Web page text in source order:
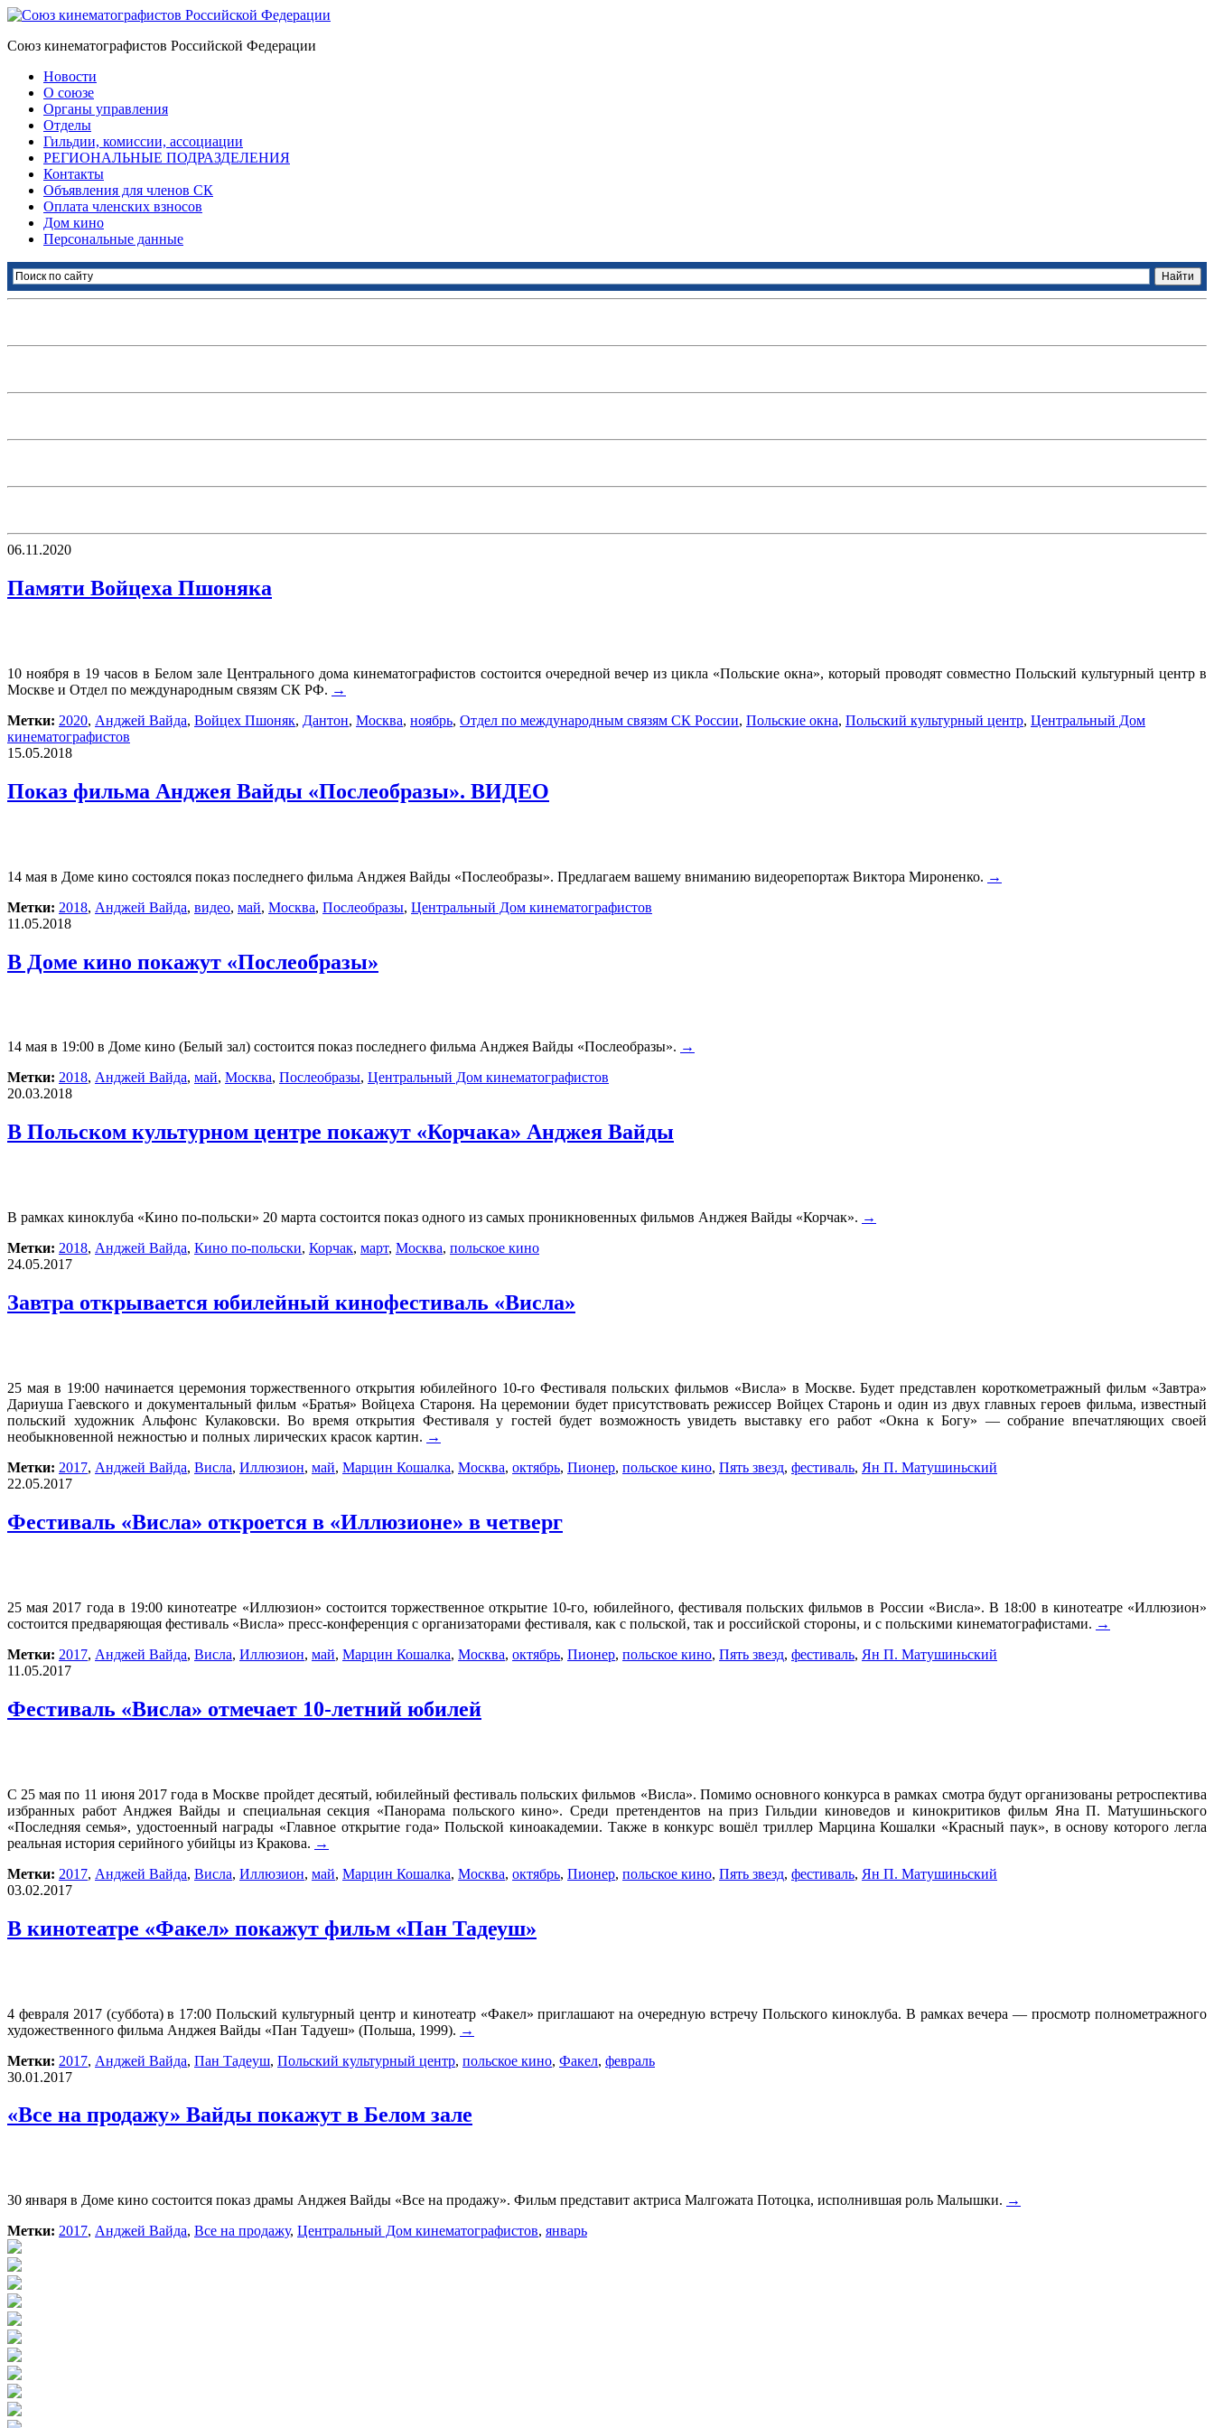
Союз кинематографистов Российской Федерации
Новости
О союзе
Органы управления
Отделы
Гильдии, комиссии, ассоциации
РЕГИОНАЛЬНЫЕ ПОДРАЗДЕЛЕНИЯ
Контакты
Объявления для членов СК
Оплата членских взносов
Дом кино
Персональные данные
06.11.2020
Памяти Войцеха Пшоняка
10 ноября в 19 часов в Белом зале Центрального дома кинематографистов состоится очередной вечер из цикла «Польские окна», который проводят совместно Польский культурный центр в
Москве и Отдел по международным связям СК РФ. →
Метки: 2020, Анджей Вайда, Войцех Пшоняк, Дантон, Москва, ноябрь, Отдел по международным связям СК России, Польские окна, Польский культурный центр, Центральный Дом
кинематографистов
15.05.2018
Показ фильма Анджея Вайды «Послеобразы». ВИДЕО
14 мая в Доме кино состоялся показ последнего фильма Анджея Вайды «Послеобразы». Предлагаем вашему вниманию видеорепортаж Виктора Мироненко. →
Метки: 2018, Анджей Вайда, видео, май, Москва, Послеобразы, Центральный Дом кинематографистов
11.05.2018
В Доме кино покажут «Послеобразы»
14 мая в 19:00 в Доме кино (Белый зал) состоится показ последнего фильма Анджея Вайды «Послеобразы». →
Метки: 2018, Анджей Вайда, май, Москва, Послеобразы, Центральный Дом кинематографистов
20.03.2018
В Польском культурном центре покажут «Корчака» Анджея Вайды
В рамках киноклуба «Кино по-польски» 20 марта состоится показ одного из самых проникновенных фильмов Анджея Вайды «Корчак». →
Метки: 2018, Анджей Вайда, Кино по-польски, Корчак, март, Москва, польское кино
24.05.2017
Завтра открывается юбилейный кинофестиваль «Висла»
25 мая в 19:00 начинается церемония торжественного открытия юбилейного 10-го Фестиваля польских фильмов «Висла» в Москве. Будет представлен короткометражный фильм «Завтра»
Дариуша Гаевского и документальный фильм «Братья» Войцеха Староня. На церемонии будет присутствовать режиссер Войцех Старонь и один из двух главных героев фильма, известный
польский художник Альфонс Кулаковски. Во время открытия Фестиваля у гостей будет возможность увидеть выставку его работ «Окна к Богу» — собрание впечатляющих своей
необыкновенной нежностью и полных лирических красок картин. →
Метки: 2017, Анджей Вайда, Висла, Иллюзион, май, Марцин Кошалка, Москва, октябрь, Пионер, польское кино, Пять звезд, фестиваль, Ян П. Матушиньский
22.05.2017
Фестиваль «Висла» откроется в «Иллюзионе» в четверг
25 мая 2017 года в 19:00 кинотеатре «Иллюзион» состоится торжественное открытие 10-го, юбилейного, фестиваля польских фильмов в России «Висла». В 18:00 в кинотеатре «Иллюзион»
состоится предваряющая фестиваль «Висла» пресс-конференция с организаторами фестиваля, как с польской, так и российской стороны, и с польскими кинематографистами. →
Метки: 2017, Анджей Вайда, Висла, Иллюзион, май, Марцин Кошалка, Москва, октябрь, Пионер, польское кино, Пять звезд, фестиваль, Ян П. Матушиньский
11.05.2017
Фестиваль «Висла» отмечает 10-летний юбилей
С 25 мая по 11 июня 2017 года в Москве пройдет десятый, юбилейный фестиваль польских фильмов «Висла». Помимо основного конкурса в рамках смотра будут организованы ретроспектива
избранных работ Анджея Вайды и специальная секция «Панорама польского кино». Среди претендентов на приз Гильдии киноведов и кинокритиков фильм Яна П. Матушиньского
«Последняя семья», удостоенный награды «Главное открытие года» Польской киноакадемии. Также в конкурс вошёл триллер Марцина Кошалки «Красный паук», в основу которого легла
реальная история серийного убийцы из Кракова. →
Метки: 2017, Анджей Вайда, Висла, Иллюзион, май, Марцин Кошалка, Москва, октябрь, Пионер, польское кино, Пять звезд, фестиваль, Ян П. Матушиньский
03.02.2017
В кинотеатре «Факел» покажут фильм «Пан Тадеуш»
4 февраля 2017 (суббота) в 17:00 Польский культурный центр и кинотеатр «Факел» приглашают на очередную встречу Польского киноклуба. В рамках вечера — просмотр полнометражного
художественного фильма Анджея Вайды «Пан Тадуеш» (Польша, 1999). →
Метки: 2017, Анджей Вайда, Пан Тадеуш, Польский культурный центр, польское кино, Факел, февраль
30.01.2017
«Все на продажу» Вайды покажут в Белом зале
30 января в Доме кино состоится показ драмы Анджея Вайды «Все на продажу». Фильм представит актриса Малгожата Потоцка, исполнившая роль Малышки. →
Метки: 2017, Анджей Вайда, Все на продажу, Центральный Дом кинематографистов, январь